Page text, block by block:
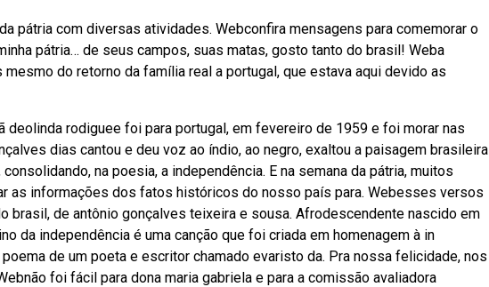
pátria com diversas atividades. Webconfira mensagens para comemorar o
pátria… de seus campos, suas matas, gosto tanto do brasil! Weba
do retorno da família real a portugal, que estava aqui devido as
deolinda rodiguee foi para portugal, em fevereiro de 1959 e foi morar nas
dias cantou e deu voz ao índio, ao negro, exaltou a paisagem brasileira
na poesia, a independência. E na semana da pátria, muitos
as informações dos fatos históricos do nosso país para. Webesses versos
brasil, de antônio gonçalves teixeira e sousa. Afrodescendente nascido em
da independência é uma canção que foi criada em homenagem à in
de um poeta e escritor chamado evaristo da. Pra nossa felicidade, nos
foi fácil para dona maria gabriela e para a comissão avaliadora